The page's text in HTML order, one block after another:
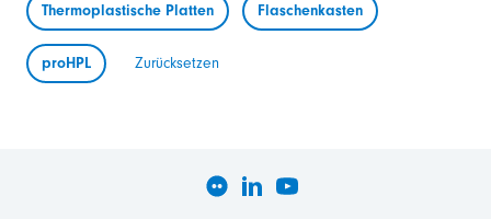
Thermoplastische Platten Flaschenkasten
proHPL Zurücksetzen